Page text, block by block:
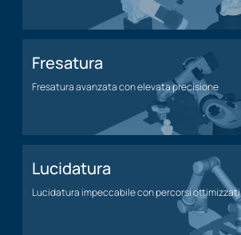
Applicazione di saldatura
Fresatura
Fresatura avanzata con elevata precisione
Applicazione di fresatura
Lucidatura
Lucidatura impeccabile con percorsi ottimizzati
Applicazione della lucidatura